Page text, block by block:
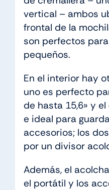
vertical – ambos
frontal de la
son perfectos
pequeños.
En el interior hay
uno es perfecto
de hasta 15,6» y
e ideal para
accesorios; los
por un divisor
Además, el
el portátil y los